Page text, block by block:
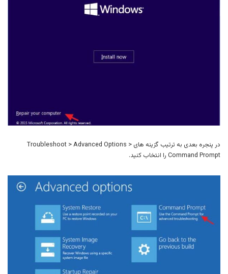
در پنجره بعدی به ترتیب گزینه های Troubleshoot > Advanced Options >
Command Prompt را انتخاب کنید.